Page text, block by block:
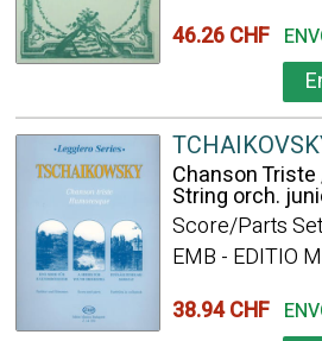
46.26 CHF
Chanson
String orch.
Score/Parts Set
EMB - EDITIO
38.94 CHF